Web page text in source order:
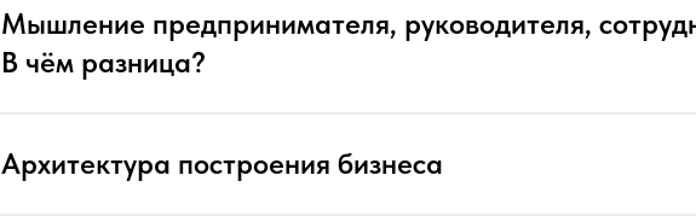
Мышление предпринимателя, руководителя,
В чём разница?
Архитектура построения бизнеса